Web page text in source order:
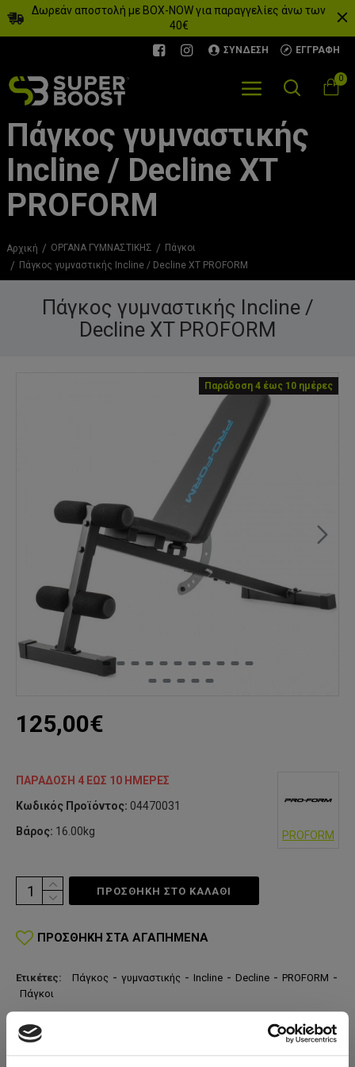
Δωρεάν αποστολή με BOX-NOW για παραγγελίες άνω των
40€
ΣΎΝΔΕΣΗ ΕΓΓΡΑΦΉ
0
Πάγκος γυμναστικής
Incline / Decline XT
PROFORM
Αρχική ΟΡΓΑΝΑ ΓΥΜΝΑΣΤΙΚΗΣ
Πάγκοι
Πάγκος γυμναστικής Incline / Decline XT PROFORM
Πάγκος γυμναστικής Incline /
Decline XT PROFORM
Παράδοση 4 έως 10 ημέρες
ΠΑΡΆΔΟΣΗ 4 ΈΩΣ 10 ΗΜΈΡΕΣ
Κωδικός Προϊόντος: 04470031
Βάρος: 16.00kg PROFORM
125,00€
ΠΡΟΣΘΗΚΗ ΣΤΟ ΚΑΛΆΘΙ
ΠΡΟΣΘΉΚΗ ΣΤΑ ΑΓΑΠΗΜΈΝΑ
Ετικέτες: Πάγκος - γυμναστικής - Incline - Decline - PROFORM -
Πάγκοι
ΠΕΡΙΓΡΑΦΉ